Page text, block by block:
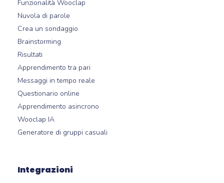
Funzionalità Wooclap
Nuvola di parole
Crea un sondaggio
Brainstorming
Risultati
Apprendimento tra pari
Messaggi in tempo reale
Questionario online
Apprendimento asincrono
Wooclap IA
Generatore di gruppi casuali
Integrazioni